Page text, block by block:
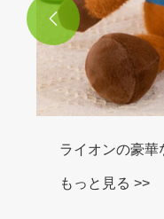
ライオンの豪華
もっと見る >>
